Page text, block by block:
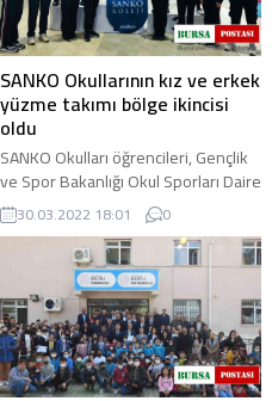
SANKO Okullarının kız ve erkek
yüzme takımı bölge ikincisi
oldu
SANKO Okulları öğrencileri, Gençlik
ve Spor Bakanlığı Okul Sporları Daire
Başkanlığı tarafından düzenlenen
“Okullar Arası Yıldızlar Grup ...
30.03.2022 18:01 0